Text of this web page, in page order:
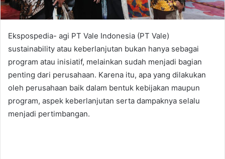
Ekspospedia- agi PT Vale Indonesia (PT Vale)
sustainability atau keberlanjutan bukan hanya sebagai
program atau inisiatif, melainkan sudah menjadi bagian
penting dari perusahaan. Karena itu, apa yang dilakukan
oleh perusahaan baik dalam bentuk kebijakan maupun
program, aspek keberlanjutan serta dampaknya selalu
menjadi pertimbangan.